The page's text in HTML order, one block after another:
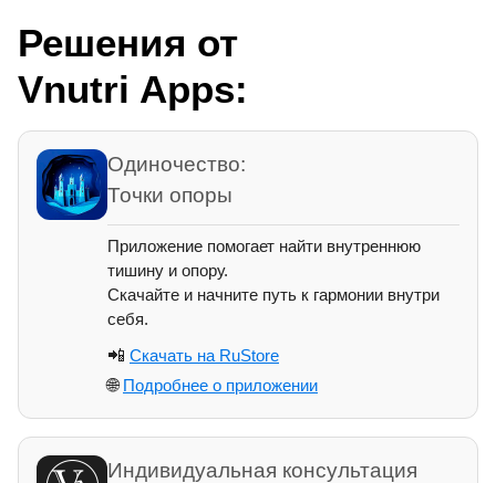
Решения от
Vnutri Apps:
Одиночество:
Точки опоры
Приложение помогает найти внутреннюю
тишину и опору.
Скачайте и начните путь к гармонии внутри
себя.
📲 Скачать на RuStore
🌐Подробнее о приложении
Индивидуальная консультация